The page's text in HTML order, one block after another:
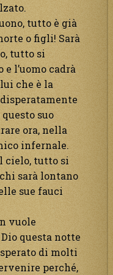
tutto è già
o figli! Sarà
tutto si
l’uomo cadrà
che è la
suo
ora, nella
infernale.
cielo, tutto si
sarà lontano
sue fauci
vuole
questa notte
di molti
perché,